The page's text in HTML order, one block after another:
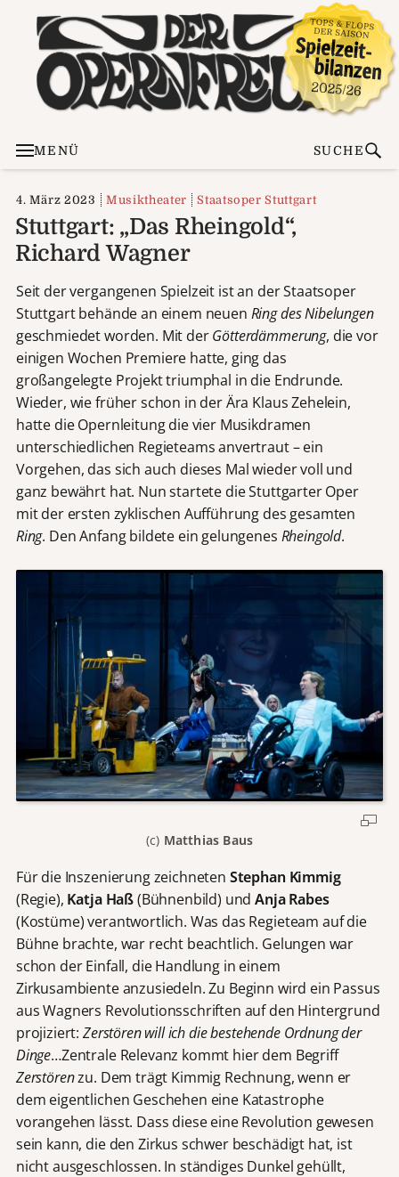
MENÜ SUCHE
4. März 2023 Musiktheater Staatsoper Stuttgart
Stuttgart: „Das Rheingold“,
Richard Wagner
Seit der vergangenen Spielzeit ist an der Staatsoper
Stuttgart behände an einem neuen Ringdes Nibelungen
geschmiedet worden. Mit derGötterdämmerung, die vor
einigen Wochen Premiere hatte, ging das
großangelegte Projekt triumphal in die Endrunde.
Wieder, wie früher schon in der Ära Klaus Zehelein,
hatte die Opernleitung die vier Musikdramen
unterschiedlichen Regieteams anvertraut – ein
Vorgehen, das sich auch dieses Mal wieder voll und
ganz bewährt hat. Nun startete die Stuttgarter Oper
mit der ersten zyklischen Aufführung des gesamten
Ring. Den Anfang bildete ein gelungenes Rheingold.
(c) Matthias Baus
Für die Inszenierung zeichneten Stephan Kimmig
(Regie), Katja Haß(Bühnenbild) undAnja Rabes
(Kostüme) verantwortlich. Was das Regieteam auf die
Bühne brachte, war recht beachtlich. Gelungen war
schon der Einfall, die Handlung in einem
Zirkusambiente anzusiedeln. Zu Beginn wird ein Passus
aus Wagners Revolutionsschriften auf den Hintergrund
projiziert: Zerstören will ich die bestehende Ordnung der
Dinge…Zentrale Relevanz kommt hier dem Begriff
Zerstörenzu. Dem trägt Kimmig Rechnung, wenn er
dem eigentlichen Geschehen eine Katastrophe
vorangehen lässt. Dass diese eine Revolution gewesen
sein kann, die den Zirkus schwer beschädigt hat, ist
nicht ausgeschlossen. In ständiges Dunkel gehüllt,